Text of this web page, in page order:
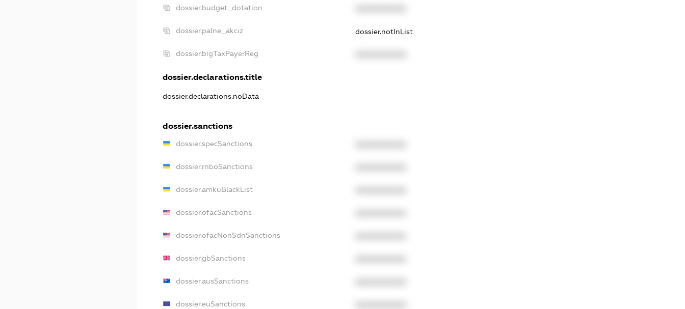
dossier.budget_dotation
dossier.palne_akciz dossier.notInList
dossier.bigTaxPayerReg
dossier.declarations.title
dossier.declarations.noData
dossier.sanctions
dossier.specSanctions
dossier.rnboSanctions
dossier.amkuBlackList
dossier.ofacSanctions
dossier.ofacNonSdnSanctions
dossier.gbSanctions
dossier.ausSanctions
dossier.euSanctions